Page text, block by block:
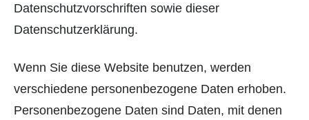
Datenschutzvorschriften sowie dieser
Datenschutzerklärung.
Wenn Sie diese Website benutzen, werden
verschiedene personenbezogene Daten erhoben.
Personenbezogene Daten sind Daten, mit denen